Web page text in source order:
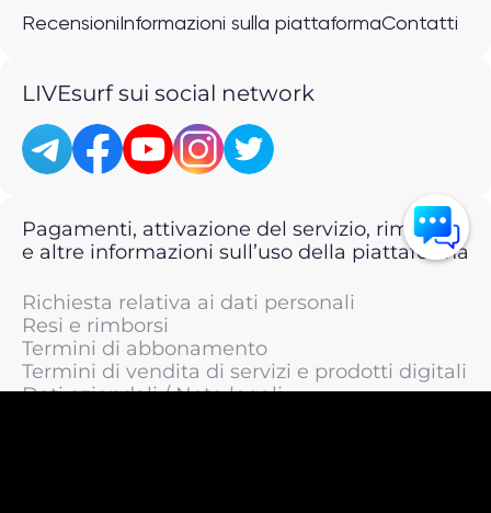
Recensioni Informazioni sulla piattaformaContatti
LIVEsurf sui social network
Pagamenti, attivazione del servizio, rimborsi
e altre informazioni sull’uso della piattaforma
Richiesta relativa ai dati personali
Resi e rimborsi
Termini di abbonamento
Termini di vendita di servizi e prodotti digitali
Dati aziendali / Note legali